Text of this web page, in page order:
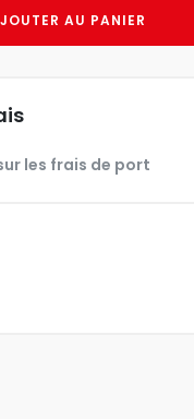
AU PANIER
les frais de port